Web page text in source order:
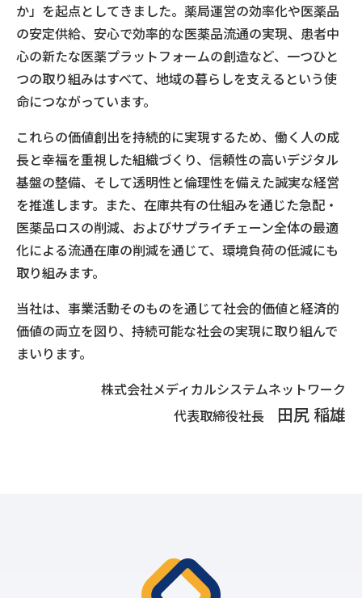
か」を起点としてきました。薬局運営の効率化や医薬品
の安定供給、安心で効率的な医薬品流通の実現、患者中
心の新たな医薬プラットフォームの創造など、一つひと
つの取り組みはすべて、地域の暮らしを支えるという使
命につながっています。
これらの価値創出を持続的に実現するため、働く人の成
長と幸福を重視した組織づくり、信頼性の高いデジタル
基盤の整備、そして透明性と倫理性を備えた誠実な経営
を推進します。また、在庫共有の仕組みを通じた急配・
医薬品ロスの削減、およびサプライチェーン全体の最適
化による流通在庫の削減を通じて、環境負荷の低減にも
取り組みます。
当社は、事業活動そのものを通じて社会的価値と経済的
価値の両立を図り、持続可能な社会の実現に取り組んで
まいります。
株式会社メディカルシステムネットワーク
代表取締役社長 田尻 稲雄